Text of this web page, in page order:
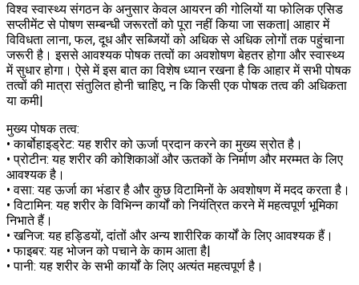
विश्व स्वास्थ्य संगठन के अनुसार केवल आयरन की गोलियों या फोलिक एसिड
सप्लीमेंट से पोषण सम्बन्धी जरूरतों को पूरा नहीं किया जा सकता| आहार में
विविधता लाना, फल, दूध और सब्जियों को अधिक से अधिक लोगों तक पहुंचाना
जरूरी है। इससे आवश्यक पोषक तत्वों का अवशोषण बेहतर होगा और स्वास्थ्य
में सुधार होगा। ऐसे में इस बात का विशेष ध्यान रखना है कि आहार में सभी पोषक
तत्वों की मात्रा संतुलित होनी चाहिए, न कि किसी एक पोषक तत्व की अधिकता
या कमी|
मुख्य पोषक तत्व:
• कार्बोहाइड्रेट: यह शरीर को ऊर्जा प्रदान करने का मुख्य स्रोत है।
• प्रोटीन: यह शरीर की कोशिकाओं और ऊतकों के निर्माण और मरम्मत के लिए
आवश्यक है।
• वसा: यह ऊर्जा का भंडार है और कुछ विटामिनों के अवशोषण में मदद करता है।
• विटामिन: यह शरीर के विभिन्न कार्यों को नियंत्रित करने में महत्वपूर्ण भूमिका
निभाते हैं।
• खनिज: यह हड्डियों, दांतों और अन्य शारीरिक कार्यों के लिए आवश्यक हैं।
• फाइबर: यह भोजन को पचाने के काम आता है|
• पानी: यह शरीर के सभी कार्यों के लिए अत्यंत महत्वपूर्ण है।